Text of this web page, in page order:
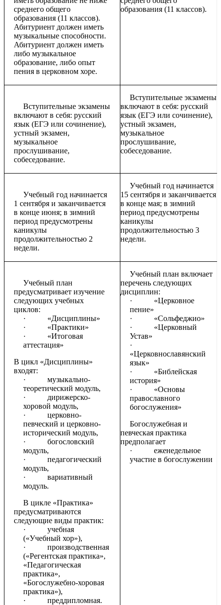
среднего общего
образования (11 классов).
Абитуриент должен иметь
музыкальные способности.
Абитуриент должен иметь
либо музыкальное
образование, либо опыт
пения в церковном хоре.
образования (11 классов).
Вступительные экзамены
включают в себя: русский
язык (ЕГЭ или сочинение),
устный экзамен,
музыкальное
прослушивание,
собеседование.
Вступительные экзамены
включают в себя: русский
язык (ЕГЭ или сочинение),
устный экзамен,
музыкальное
прослушивание,
собеседование.
Учебный год начинается
1 сентября и заканчивается
в конце июня; в зимний
период предусмотрены
каникулы
продолжительностью 2
недели.
Учебный год начинается
15 сентября и заканчивается
в конце мая; в зимний
период предусмотрены
каникулы
продолжительностью 3
недели.
Учебный план
предусматривает изучение
следующих учебных
циклов:
·
«Дисциплины»
·
«Практики»
·
«Итоговая
аттестация»
В цикл «Дисциплины»
входят:
·
музыкально-
теоретический модуль,
·
дирижерско-
хоровой модуль,
·
церковно-
певческий и церковно-
исторический модуль,
·
богословский
модуль,
·
педагогический
модуль,
·
вариативный
модуль.
В цикле «Практика»
предусматриваются
следующие виды практик:
·
учебная
(«Учебный хор»),
·
производственная
(«Регентская практика»,
«Педагогическая
практика»,
«Богослужебно-хоровая
практика»),
·
преддипломная.
Учебный план включает
перечень следующих
дисциплин:
·
«Церковное
пение»
·
«Сольфеджио»
·
«Церковный
Устав»
·
«Церковнославянский
язык»
·
«Библейская
история»
·
«Основы
православного
богослужения»
Богослужебная и
певческая практика
предполагает
·
еженедельное
участие в богослужении